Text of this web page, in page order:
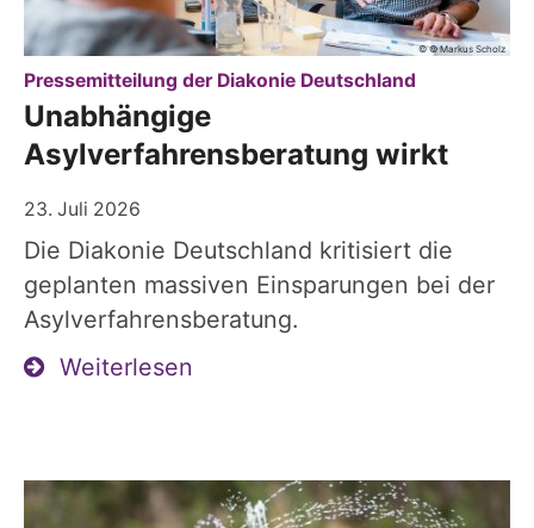
© © Markus Scholz
Pressemitteilung der Diakonie Deutschland
Unabhängige
Asylverfahrensberatung wirkt
23. Juli 2026
Die Diakonie Deutschland kritisiert die
geplanten massiven Einsparungen bei der
Asylverfahrensberatung.
Weiterlesen